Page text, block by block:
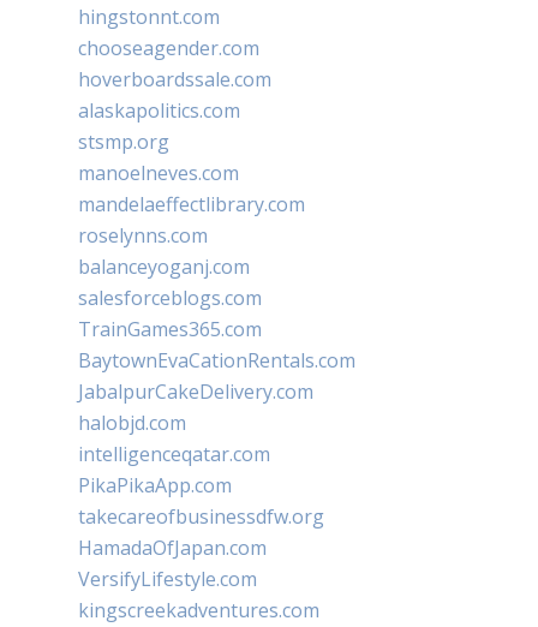
hingstonnt.com
chooseagender.com
hoverboardssale.com
alaskapolitics.com
stsmp.org
manoelneves.com
mandelaeffectlibrary.com
roselynns.com
balanceyoganj.com
salesforceblogs.com
TrainGames365.com
BaytownEvaCationRentals.com
JabalpurCakeDelivery.com
halobjd.com
intelligenceqatar.com
PikaPikaApp.com
takecareofbusinessdfw.org
HamadaOfJapan.com
VersifyLifestyle.com
kingscreekadventures.com